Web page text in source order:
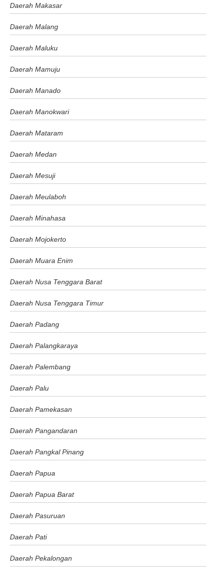
Daerah Makasar
Daerah Malang
Daerah Maluku
Daerah Mamuju
Daerah Manado
Daerah Manokwari
Daerah Mataram
Daerah Medan
Daerah Mesuji
Daerah Meulaboh
Daerah Minahasa
Daerah Mojokerto
Daerah Muara Enim
Daerah Nusa Tenggara Barat
Daerah Nusa Tenggara Timur
Daerah Padang
Daerah Palangkaraya
Daerah Palembang
Daerah Palu
Daerah Pamekasan
Daerah Pangandaran
Daerah Pangkal Pinang
Daerah Papua
Daerah Papua Barat
Daerah Pasuruan
Daerah Pati
Daerah Pekalongan